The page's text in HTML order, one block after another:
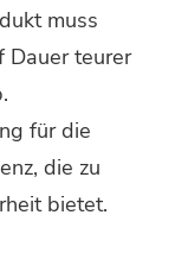
muss
Dauer teurer
für die
die zu
bietet.